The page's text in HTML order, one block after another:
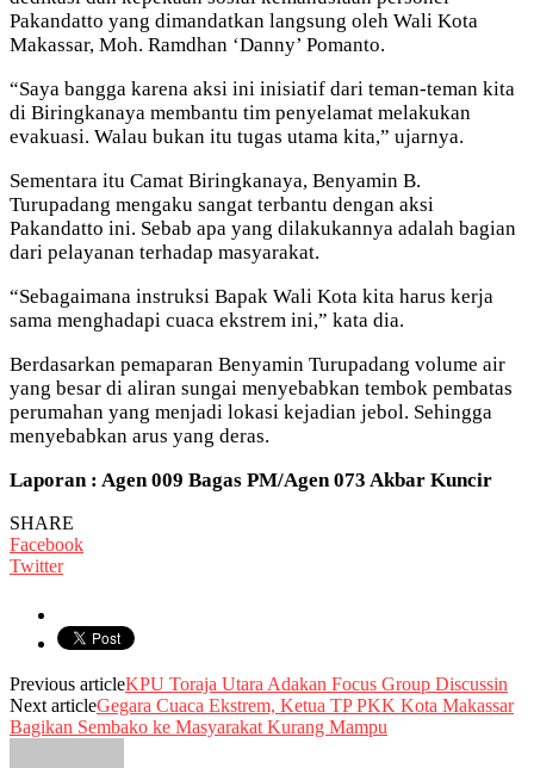
Pakandatto yang dimandatkan langsung oleh Wali Kota
Makassar, Moh. Ramdhan ‘Danny’ Pomanto.
“Saya bangga karena aksi ini inisiatif dari teman-teman kita
di Biringkanaya membantu tim penyelamat melakukan
evakuasi. Walau bukan itu tugas utama kita,” ujarnya.
Sementara itu Camat Biringkanaya, Benyamin B.
Turupadang mengaku sangat terbantu dengan aksi
Pakandatto ini. Sebab apa yang dilakukannya adalah bagian
dari pelayanan terhadap masyarakat.
“Sebagaimana instruksi Bapak Wali Kota kita harus kerja
sama menghadapi cuaca ekstrem ini,” kata dia.
Berdasarkan pemaparan Benyamin Turupadang volume air
yang besar di aliran sungai menyebabkan tembok pembatas
perumahan yang menjadi lokasi kejadian jebol. Sehingga
menyebabkan arus yang deras.
Laporan : Agen 009 Bagas PM/Agen 073 Akbar Kuncir
SHARE
Facebook
Twitter
Previous articleKPU Toraja Utara Adakan Focus Group Discussin
Next articleGegara Cuaca Ekstrem, Ketua TP PKK Kota Makassar
Bagikan Sembako ke Masyarakat Kurang Mampu